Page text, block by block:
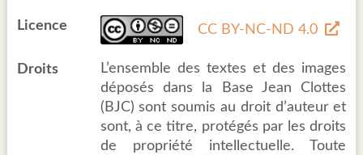
Licence CC BY-NC-ND 4.0
Droits
L’ensemble des textes et des images
déposés dans la Base Jean Clottes
(BJC) sont soumis au droit d’auteur et
sont, à ce titre, protégés par les droits
de propriété intellectuelle. Toute